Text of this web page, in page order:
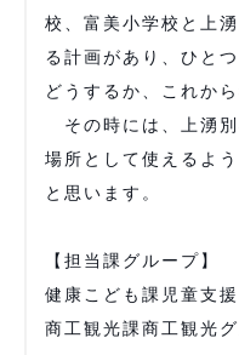
校、富美小学校と上
る計画があり、ひと
どうするか、これか
その時には、上湧別
場所として使えるよ
と思います。
【担当課グループ】
健康こども課児童支
商工観光課商工観光